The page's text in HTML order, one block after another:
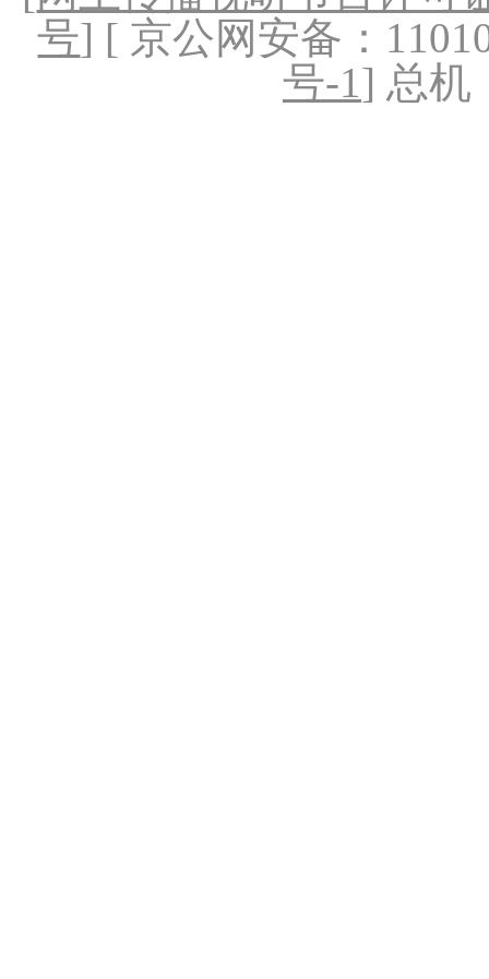
号] [ 京公网安备：
号-1] 总机